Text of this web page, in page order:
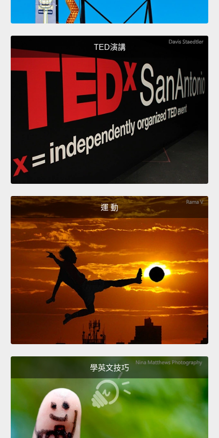
TED演講
運 動
學英文技巧